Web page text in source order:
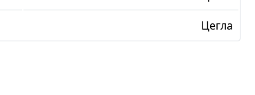
Цегла